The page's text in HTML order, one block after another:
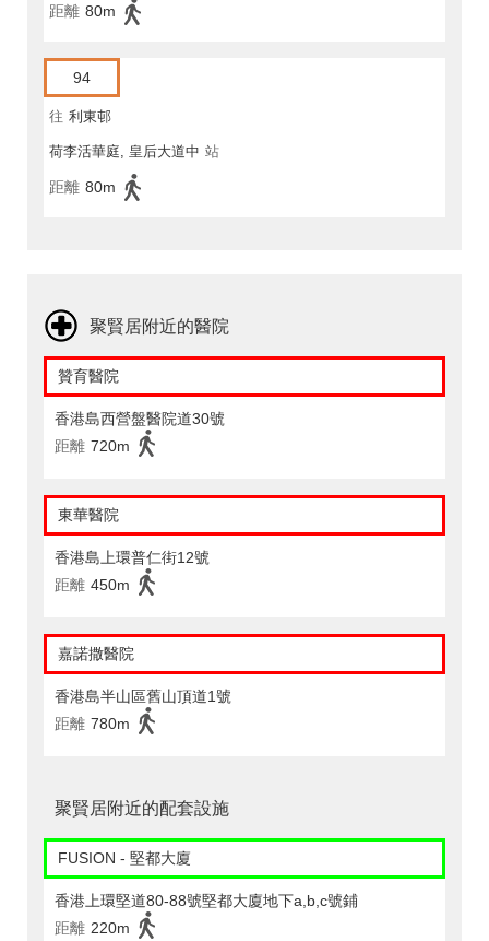
距離 80m
94
往 利東邨
荷李活華庭, 皇后大道中 站
距離 80m
聚賢居附近的醫院
贊育醫院
香港島西營盤醫院道30號
距離 720m
東華醫院
香港島上環普仁街12號
距離 450m
嘉諾撒醫院
香港島半山區舊山頂道1號
距離 780m
聚賢居附近的配套設施
FUSION - 堅都大廈
香港上環堅道80-88號堅都大廈地下a,b,c號鋪
距離 220m